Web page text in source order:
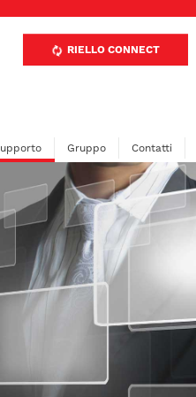
RIELLO CONNECT
Gruppo Contatti